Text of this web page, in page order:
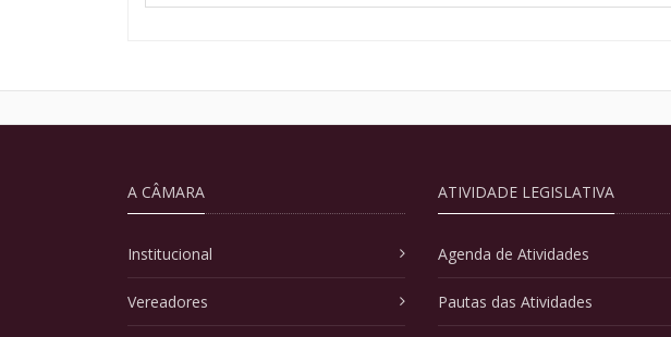
A CÂMARA
Institucional
Vereadores
ATIVIDADE LEGISLATIVA
Agenda de Atividades
Pautas das Atividades